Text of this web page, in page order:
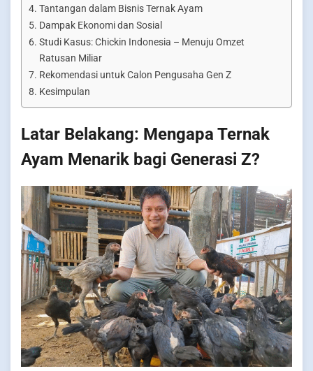
Tantangan dalam Bisnis Ternak Ayam
Dampak Ekonomi dan Sosial
Studi Kasus: Chickin Indonesia – Menuju Omzet
Ratusan Miliar
Rekomendasi untuk Calon Pengusaha Gen Z
Kesimpulan
Latar Belakang: Mengapa Ternak
Ayam Menarik bagi Generasi Z?